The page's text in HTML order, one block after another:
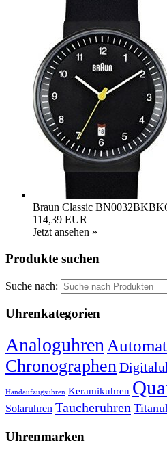
Braun Classic
114,39 EUR
Jetzt ansehen »
Produkte suchen
Suche nach:
Uhrenkategorien
Analoguhren
Chronographen
Handaufzugsuhren Keramikuhren
Solaruhren Taucheruhren
Uhrenmarken